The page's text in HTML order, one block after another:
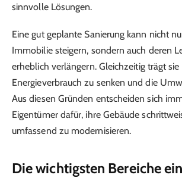
sinnvolle Lösungen.
Eine gut geplante Sanierung kann nicht
Immobilie steigern, sondern auch deren
erheblich verlängern. Gleichzeitig trägt
Energieverbrauch zu senken und die
Aus diesen Gründen entscheiden sich
Eigentümer dafür, ihre Gebäude
umfassend zu modernisieren.
Die wichtigsten Bereiche